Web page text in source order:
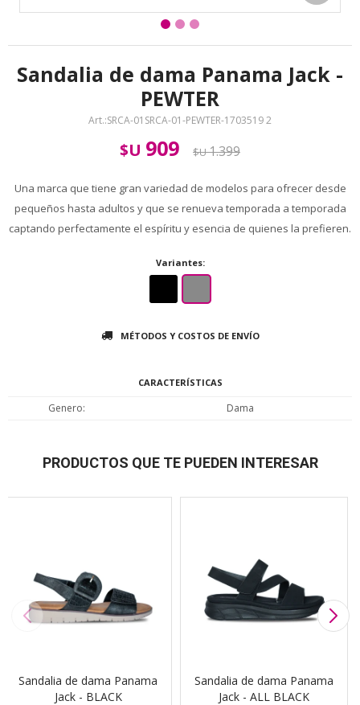
Sandalia de dama Panama Jack -
PEWTER
SRCA-01SRCA-01-PEWTER-1703519 2
$U 909 $U1.399
Una marca que tiene gran variedad de modelos para ofrecer desde
pequeños hasta adultos y que se renueva temporada a temporada
captando perfectamente el espíritu y esencia de quienes la prefieren.
Variantes:
MÉTODOS Y COSTOS DE ENVÍO
CARACTERÍSTICAS
Genero Dama
PRODUCTOS QUE TE PUEDEN INTERESAR
Sandalia de dama Panama
Jack - BLACK
Sandalia de dama Panama
Jack - ALL BLACK